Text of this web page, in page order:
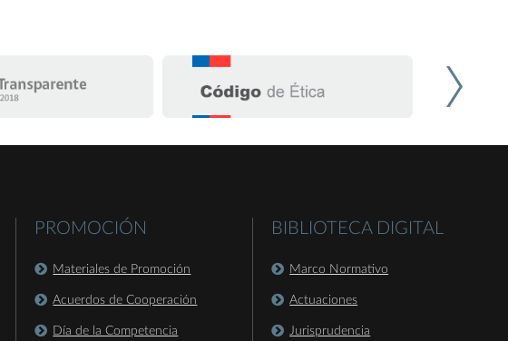
PROMOCIÓN
Materiales de Promoción
Acuerdos de Cooperación
Día de la Competencia
BIBLIOTECA DIGITAL
Marco Normativo
Actuaciones
Jurisprudencia